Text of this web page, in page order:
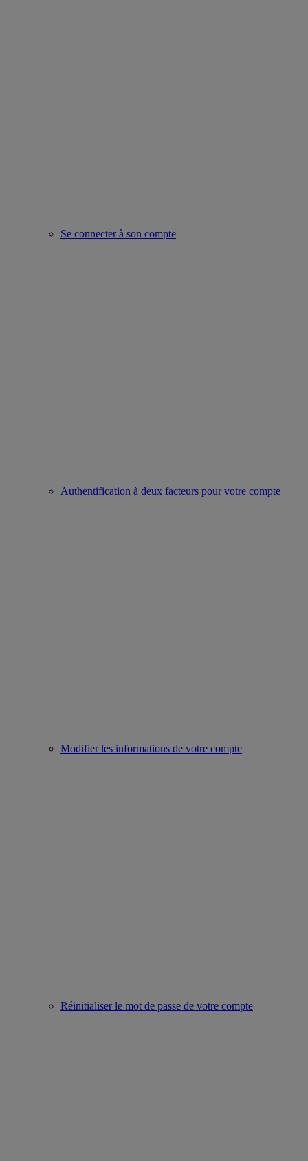
Se connecter à son compte
Authentification à deux facteurs pour votre compte
Modifier les informations de votre compte
Réinitialiser le mot de passe de votre compte